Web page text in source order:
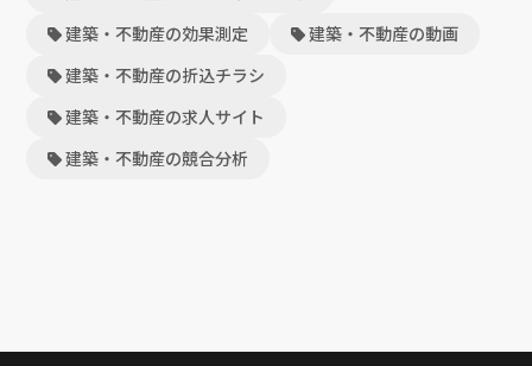
建築・不動産の効果測定
建築・不動産の動画
建築・不動産の折込チラシ
建築・不動産の求人サイト
建築・不動産の競合分析